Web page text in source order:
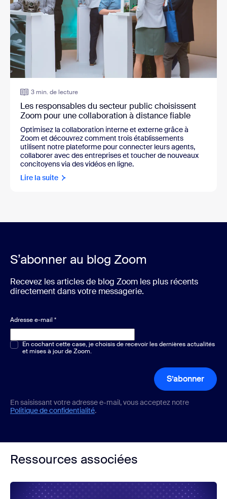
3 min. de lecture
Les responsables du secteur public choisissent
Zoom pour une collaboration à distance fiable
Optimisez la collaboration interne et externe grâce à
Zoom et découvrez comment trois établissements
utilisent notre plateforme pour connecter leurs agents,
collaborer avec des entreprises et toucher de nouveaux
concitoyens via des vidéos en ligne.
Lire la suite
S’abonner au blog Zoom
Recevez les articles de blog Zoom les plus récents
directement dans votre messagerie.
Adresse e-mail *
Choix multiple ou unique*
En cochant cette case, je choisis de recevoir les dernières actualités
et mises à jour de Zoom.
S’abonner
En saisissant votre adresse e-mail, vous acceptez notre
Politique de confidentialité.
Ressources associées